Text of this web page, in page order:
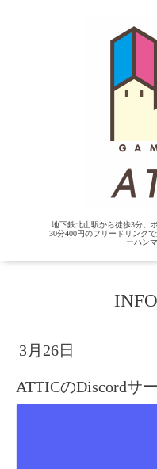
地下鉄北山駅から徒歩3分。
30分400円のフリードリンク
ーハン
3月26日
ATTICのDiscordサ